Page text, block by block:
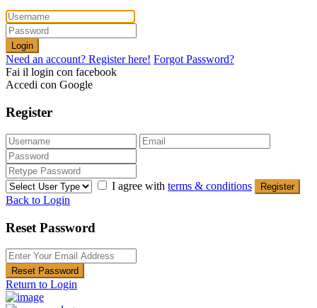
Login
Need an account? Register here! Forgot Password?
Fai il login con facebook
Accedi con Google
Register
I agree with terms & conditions Register
Back to Login
Reset Password
Reset Password
Return to Login